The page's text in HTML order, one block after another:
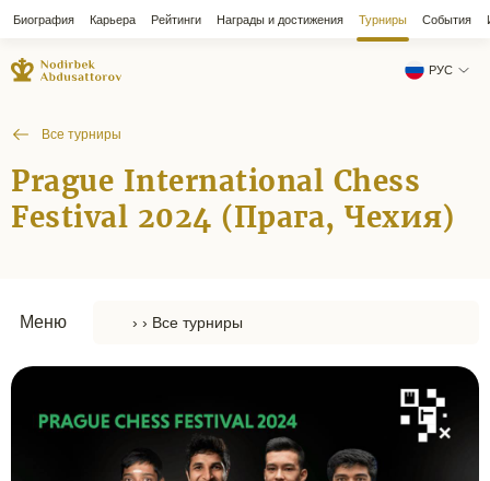
Биография Карьера Рейтинги Награды и достижения Турниры События
РУС
Все турниры
Prague International Chess
Festival 2024 (Прага, Чехия)
Меню